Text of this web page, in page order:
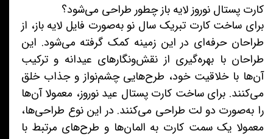
کارت پستال نوروز لایه باز چطور طراحی می‌شود؟
برای ساخت کارت تبریک سال نو به‌صورت فایل لایه باز، از
طراحان حرفه‌ای در این زمینه کمک گرفته می‌شود. این
طراحان با بهره‌گیری از نقش‌ونگارهای عیدانه و ترکیب
آن‌ها با خلاقیت خود، طرح‌هایی چشم‌نواز و جذاب خلق
می‌کنند. برای ساخت کارت پستال عید نوروز، معمولا آن‌ها
را به‌صورت دو لت طراحی می‌کنند. در این نوع طراحی‌ها،
معمولا یک سمت کارت به المان‌ها و طرح‌های مرتبط با